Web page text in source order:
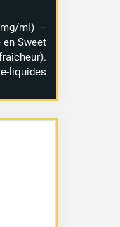
ml) –
Sweet
liquides